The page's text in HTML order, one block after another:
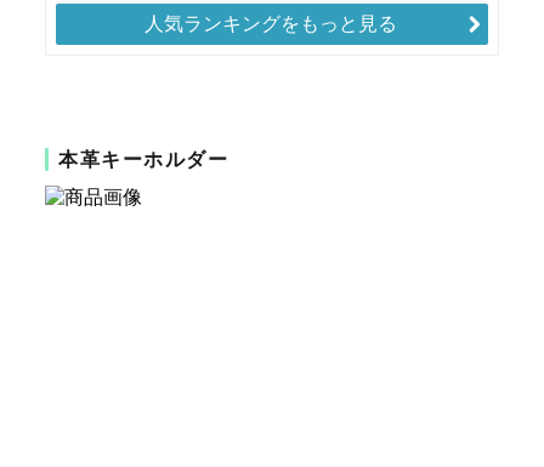
人気ランキングをもっと見る
本革キーホルダー